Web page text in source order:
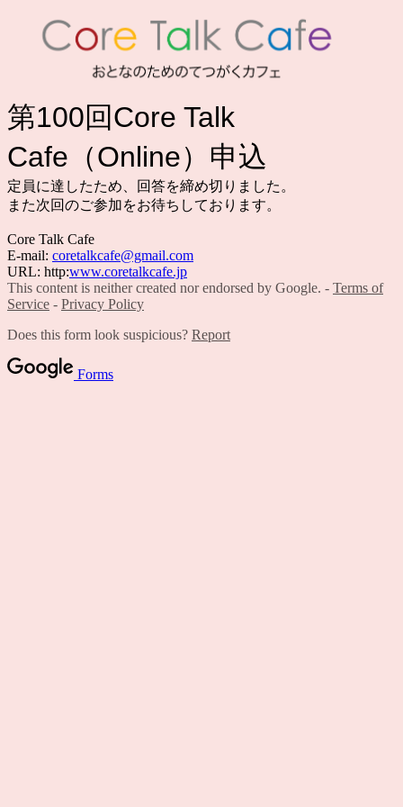
第100回Core Talk
Cafe（Online）申込
定員に達したため、回答を締め切りました。
また次回のご参加をお待ちしております。
Core Talk Cafe
E-mail: coretalkcafe@gmail.com
URL: http:www.coretalkcafe.jp
This content is neither created nor endorsed by Google. - Terms of
Service - Privacy Policy
Does this form look suspicious? Report
Forms